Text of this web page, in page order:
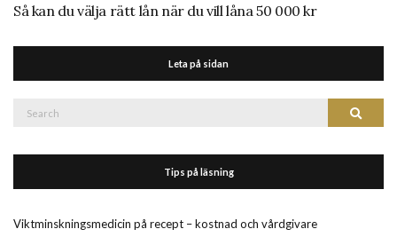
Så kan du välja rätt lån när du vill låna 50 000 kr
Leta på sidan
Search
Search
Tips på läsning
Viktminskningsmedicin på recept – kostnad och vårdgivare